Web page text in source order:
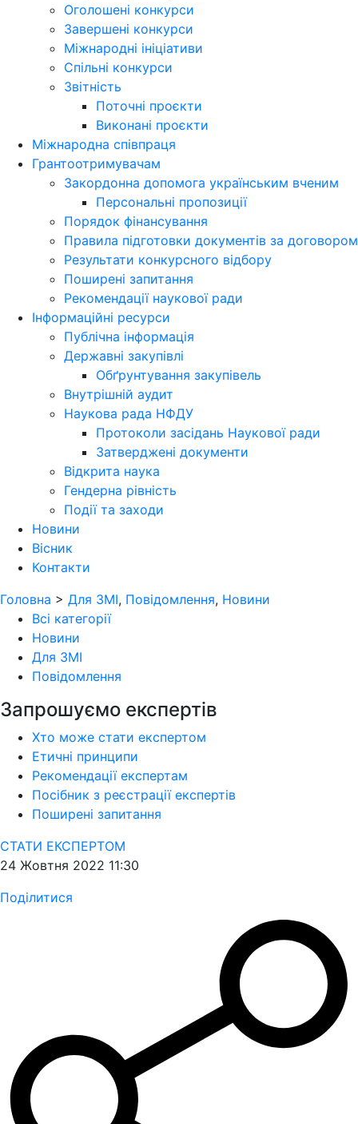
Оголошені конкурси
Завершені конкурси
Міжнародні ініціативи
Спільні конкурси
Звітність
Поточні проєкти
Виконані проєкти
Міжнародна співпраця
Грантоотримувачам
Закордонна допомога українським вченим
Персональні пропозиції
Порядок фінансування
Правила підготовки документів за договором
Результати конкурсного відбору
Поширені запитання
Рекомендації наукової ради
Інформаційні ресурси
Публічна інформація
Державні закупівлі
Обґрунтування закупівель
Внутрішній аудит
Наукова рада НФДУ
Протоколи засідань Наукової ради
Затверджені документи
Відкрита наука
Гендерна рівність
Події та заходи
Новини
Вісник
Контакти
Головна > Для ЗМІ, Повідомлення, Новини
Всі категорії
Новини
Для ЗМІ
Повідомлення
Запрошуємо експертів
Хто може стати експертом
Етичні принципи
Рекомендації експертам
Посібник з реєстрації експертів
Поширені запитання
СТАТИ ЕКСПЕРТОМ
24 Жовтня 2022 11:30
Поділитися